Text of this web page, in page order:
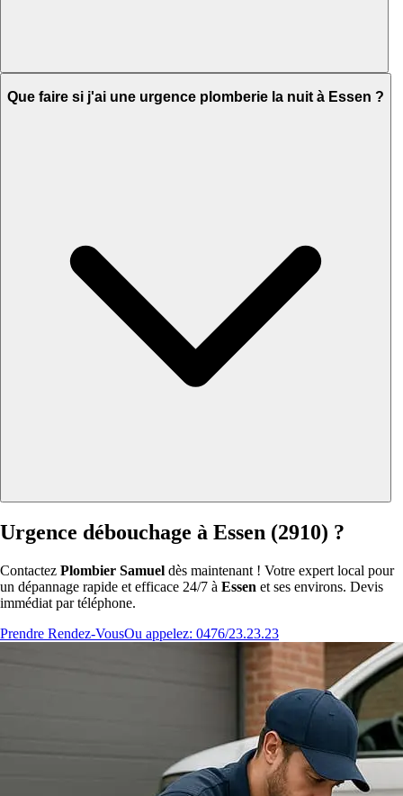
Que faire si j'ai une urgence plomberie la nuit à Essen ?
Urgence débouchage à Essen (2910) ?
Contactez Plombier Samuel dès maintenant ! Votre expert local pour
un dépannage rapide et efficace 24/7 à Essen et ses environs. Devis
immédiat par téléphone.
Prendre Rendez-VousOu appelez: 0476/23.23.23